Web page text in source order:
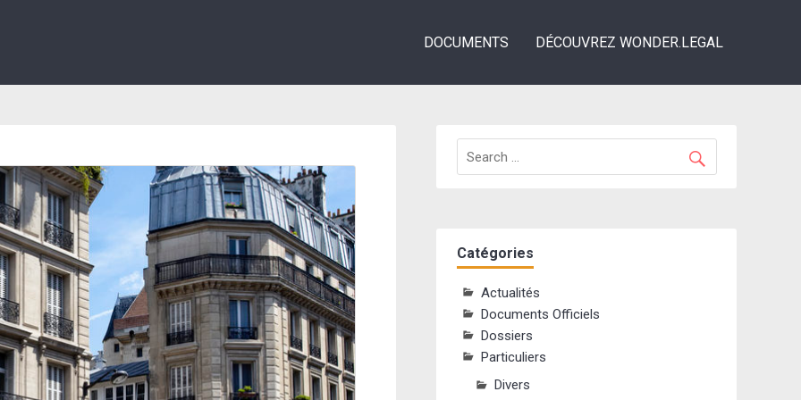
DOCUMENTS DÉCOUVREZ WONDER.LEGAL
Catégories
Actualités
Documents Officiels
Dossiers
Particuliers
Divers